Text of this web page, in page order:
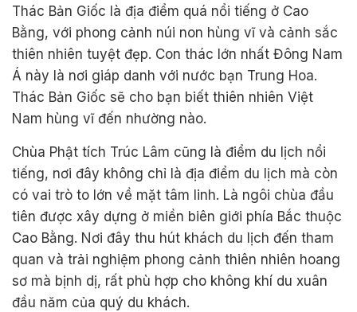
Thác Bản Giốc là địa điểm quá nổi tiếng ở Cao
Bằng, với phong cảnh núi non hùng vĩ và cảnh sắc
thiên nhiên tuyệt đẹp. Con thác lớn nhất Đông Nam
Á này là nơi giáp danh với nước bạn Trung Hoa.
Thác Bản Giốc sẽ cho bạn biết thiên nhiên Việt
Nam hùng vĩ đến nhường nào.
Chùa Phật tích Trúc Lâm cũng là điểm du lịch nổi
tiếng, nơi đây không chỉ là địa điểm du lịch mà còn
có vai trò to lớn về mặt tâm linh. Là ngôi chùa đầu
tiên được xây dựng ở miền biên giới phía Bắc thuộc
Cao Bằng. Nơi đây thu hút khách du lịch đến tham
quan và trải nghiệm phong cảnh thiên nhiên hoang
sơ mà bịnh dị, rất phù hợp cho không khí du xuân
đầu năm của quý du khách.